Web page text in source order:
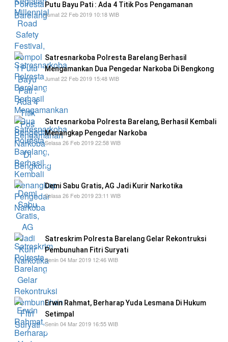
Putu Bayu Pati : Ada 4 Titik Pos Pengamanan
Jumat 22 Feb 2019 10:18 WIB
Satresnarkoba Polresta Barelang Berhasil
Mengamankan Dua Pengedar Narkoba Di Bengkong
Jumat 22 Feb 2019 15:48 WIB
awalnya Pihak Resnarkoba Polresta Barelang
Satresnarkoba Polresta Barelang, Berhasil Kembali
Menangkap Pengedar Narkoba
Selasa 26 Feb 2019 22:58 WIB
Pada ekspos yang di gelar di pendopo
Satresnarkoba yang langsung di pimpinan
Demi Sabu Gratis, AG Jadi Kurir Narkotika
Selasa 26 Feb 2019 23:11 WIB
hanya untuk mendapatkan narkotika jenis sabu
Satreskrim Polresta Barelang Gelar Rekontruksi
Pembunuhan Fitri Suryati
Senin 04 Mar 2019 12:46 WIB
proses rekontruksi tersebut di lakukan Pelaku
Erwin Rahmat, Berharap Yuda Lesmana Di Hukum
Setimpal
Senin 04 Mar 2019 16:55 WIB
"Saya berharap Yuda dihukum dengan